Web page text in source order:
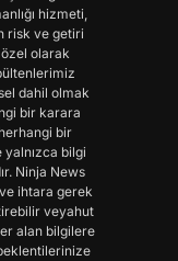
hizmeti,
risk ve getiri
olarak
dahil olmak
bir karara
bir
bilgi
Ninja News
ihtara gerek
veyahut
alan bilgilere